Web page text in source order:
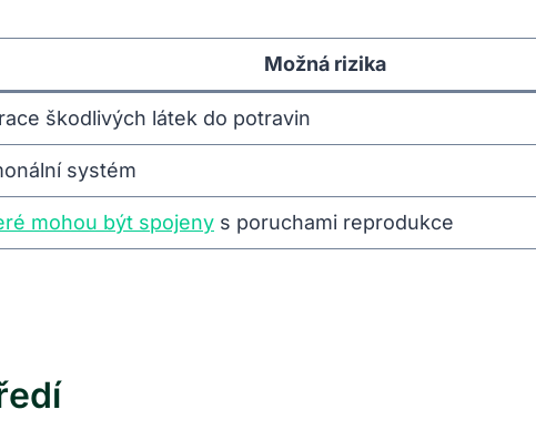
Možná rizika
škodlivých látek do potravin
systém
mohou být spojeny s poruchami reprodukce